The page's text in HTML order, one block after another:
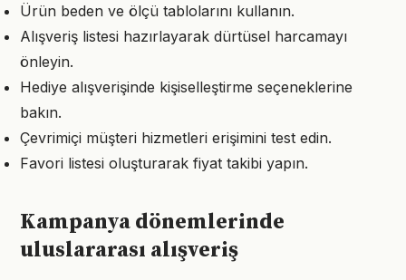
Ürün beden ve ölçü tablolarını kullanın.
Alışveriş listesi hazırlayarak dürtüsel harcamayı
önleyin.
Hediye alışverişinde kişiselleştirme seçeneklerine
bakın.
Çevrimiçi müşteri hizmetleri erişimini test edin.
Favori listesi oluşturarak fiyat takibi yapın.
Kampanya dönemlerinde
uluslararası alışveriş